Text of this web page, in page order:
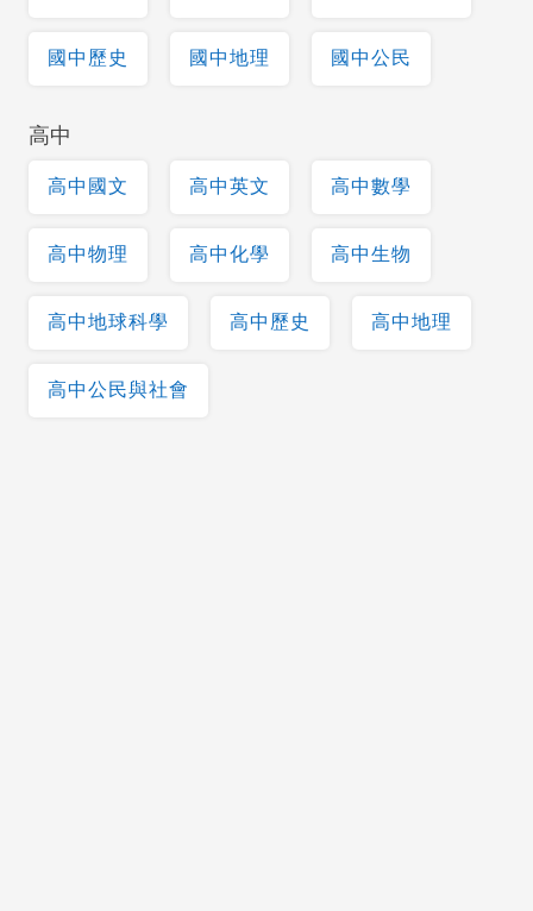
國中歷史 國中地理 國中公民
高中
高中國文 高中英文 高中數學
高中物理 高中化學 高中生物
高中地球科學 高中歷史 高中地理
高中公民與社會